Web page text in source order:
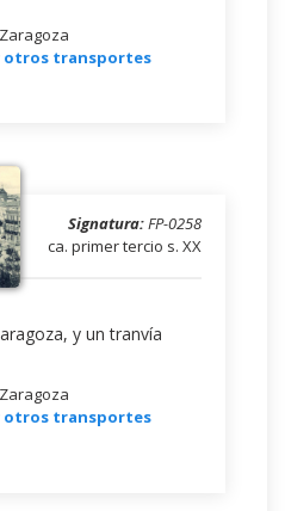
otros transportes
Signatura:FP-0258
ca. primer tercio s. XX
y un tranvía
otros transportes